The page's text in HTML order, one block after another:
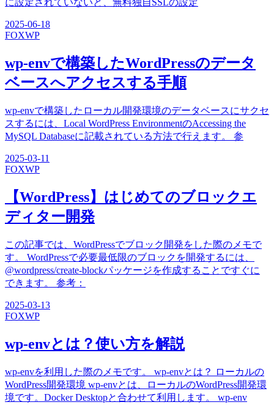
に設定されていないと、無料独自SSLの設定
2025-06-18
FOXWP
wp-envで構築したWordPressのデータ
ベースへアクセスする手順
wp-envで構築したローカル開発環境のデータベースにサクセ
スするには、Local WordPress EnvironmentのAccessing the
MySQL Databaseに記載されている方法で行えます。 参
2025-03-11
FOXWP
【WordPress】はじめてのブロックエ
ディター開発
この記事では、WordPressでブロック開発をした際のメモで
す。 WordPressで必要最低限のブロックを開発するには、
@wordpress/create-blockパッケージを作成することですぐに
できます。 参考：
2025-03-13
FOXWP
wp-envとは？使い方を解説
wp-envを利用した際のメモです。 wp-envとは？ ローカルの
WordPress開発環境 wp-envとは、ローカルのWordPress開発環
境です。Docker Desktopと合わせて利用します。 wp-env